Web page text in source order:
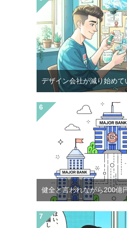
デザイン会社が減り始めて
健全と言われながら200億